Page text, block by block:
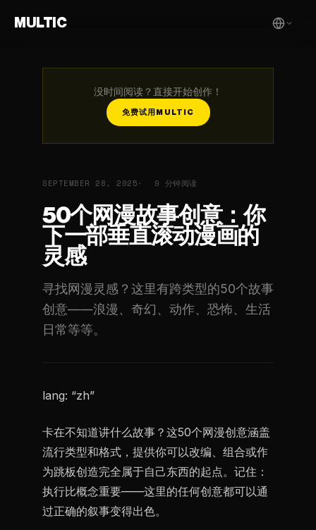
MULTIC
没时间阅读？直接开始创作！
免费试用MULTIC
SEPTEMBER 28, 2025 9 分钟阅读
50个网漫故事创意：你
下一部垂直滚动漫画的
灵感
寻找网漫灵感？这里有跨类型的50个故事
创意——浪漫、奇幻、动作、恐怖、生活
日常等等。
lang: “zh”
卡在不知道讲什么故事？这50个网漫创意涵盖
流行类型和格式，提供你可以改编、组合或作
为跳板创造完全属于自己东西的起点。记住：
执行比概念重要——这里的任何创意都可以通
过正确的叙事变得出色。